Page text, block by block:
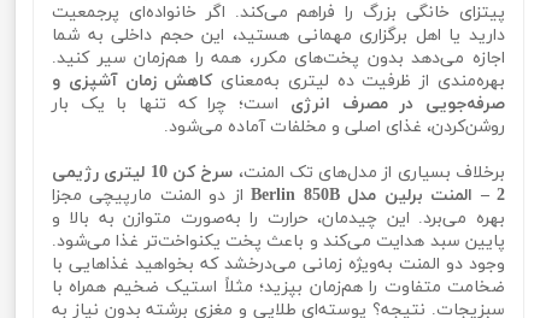
پیتزای خانگی بزرگ را فراهم می‌کند. اگر خانواده‌ای پرجمعیت
دارید یا اهل برگزاری مهمانی هستید، این حجم داخلی به شما
اجازه می‌دهد بدون پخت‌های مکرر، همه را هم‌زمان سیر کنید.
بهره‌مندی از ظرفیت ده لیتری به‌معنایکاهش زمان آشپزی و
صرفه‌جویی در مصرف انرژی است؛ چرا که تنها با یک بار
روشن‌کردن، غذای اصلی و مخلفات آماده می‌شود.
برخلاف بسیاری از مدل‌های تک المنت،
سرخ کن 10 لیتری رژیمی
2 – المنت برلین مدل Berlin 850B
از دو المنت مارپیچی مجزا
بهره می‌برد. این چیدمان، حرارت را به‌صورت متوازن به بالا و
پایین سبد هدایت می‌کند و باعث پخت یکنواخت‌تر غذا می‌شود.
وجود دو المنت به‌ویژه زمانی می‌درخشد که بخواهید غذاهایی با
ضخامت متفاوت را هم‌زمان بپزید؛ مثلاً استیک ضخیم همراه با
سبزیجات. نتیجه؟ پوسته‌ای طلایی و مغزی برشته بدون نیاز به